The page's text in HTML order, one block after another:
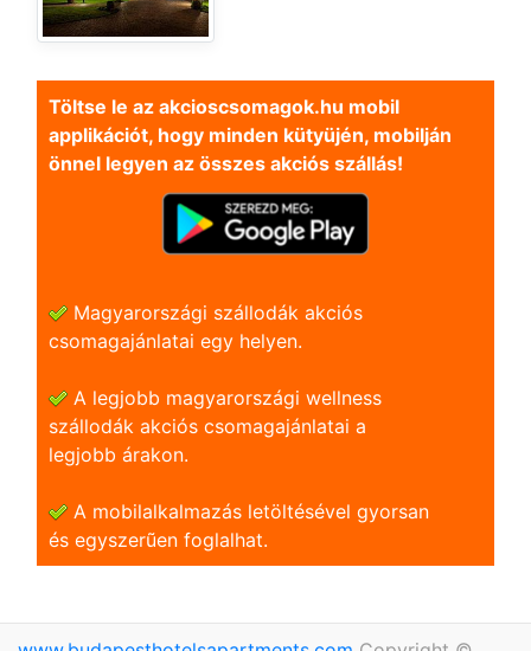
Töltse le az akcioscsomagok.hu mobil
applikációt, hogy minden kütyüjén, mobilján
önnel legyen az összes akciós szállás!
Magyarországi szállodák akciós
csomagajánlatai egy helyen.
A legjobb magyarországi wellness
szállodák akciós csomagajánlatai a
legjobb árakon.
A mobilalkalmazás letöltésével gyorsan
és egyszerũen foglalhat.